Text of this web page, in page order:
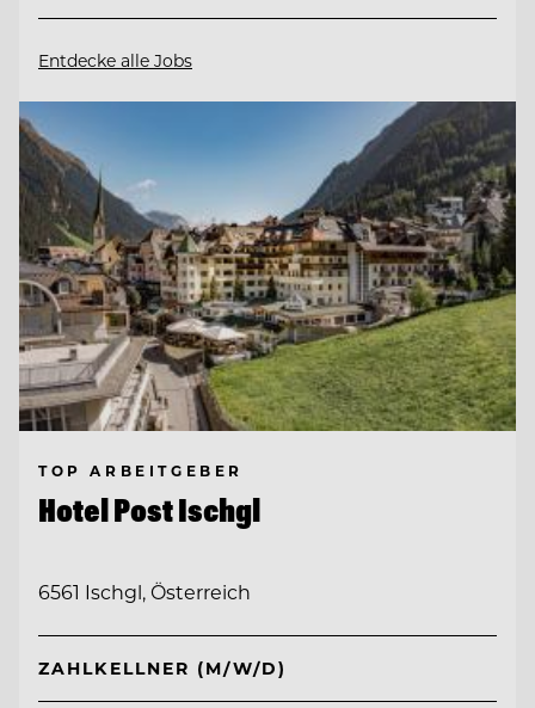
Entdecke alle Jobs
TOP ARBEITGEBER
Hotel Post Ischgl
6561 Ischgl, Österreich
ZAHLKELLNER (M/W/D)